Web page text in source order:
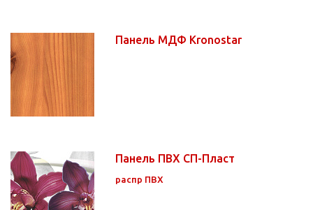
Панель МДФ Kronostar
Панель ПВХ СП-Пласт
распр ПВХ